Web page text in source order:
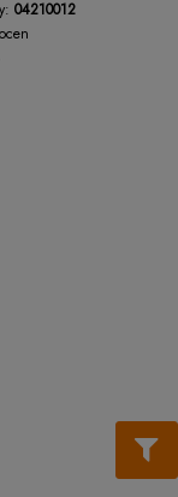
04210012